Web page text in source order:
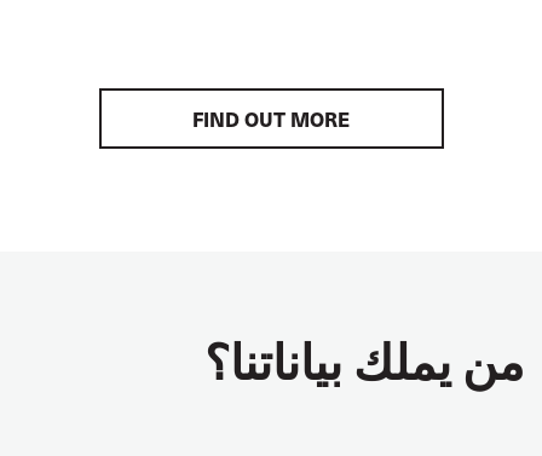
FIND OUT MORE
من يملك بياناتنا؟